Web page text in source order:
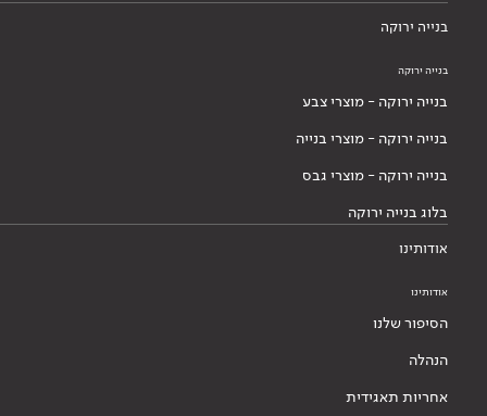
בנייה ירוקה
בנייה ירוקה
בנייה ירוקה - מוצרי צבע
בנייה ירוקה - מוצרי בנייה
בנייה ירוקה - מוצרי גבס
בלוג בנייה ירוקה
אודותינו
אודותינו
הסיפור שלנו
הנהלה
אחריות תאגידית